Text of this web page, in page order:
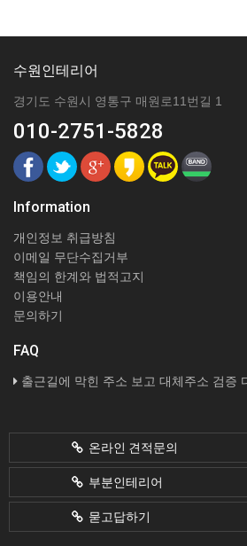
수원인테리어
경기도 수원시 영통구 매원로11번길 1
010-2751-5828
Information
개인정보 취급방침
이메일 무단수집거부
책임의 한계와 법적고지
이용안내
문의하기
FAQ
출근길에 막힌 주소 보고 대체주소 검증
온라인 견적문의
부분인테리어
묻고답하기